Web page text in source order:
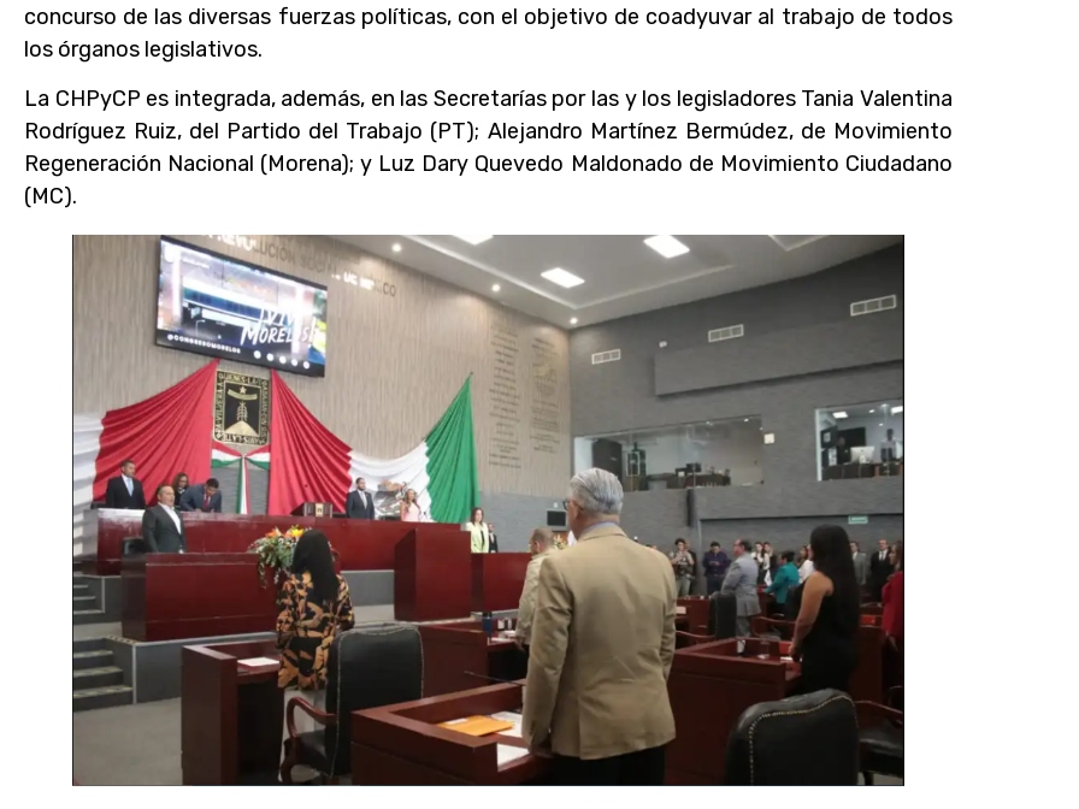
concurso de las diversas fuerzas políticas, con el objetivo de coadyuvar al trabajo de todos
los órganos legislativos.
La CHPyCP es integrada, además, en las Secretarías por las y los legisladores Tania Valentina
Rodríguez Ruiz, del Partido del Trabajo (PT); Alejandro Martínez Bermúdez, de Movimiento
Regeneración Nacional (Morena); y Luz Dary Quevedo Maldonado de Movimiento Ciudadano
(MC).